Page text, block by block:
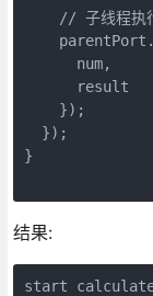
// 子线程执
      num,
      result
    });
  });
}
结果:
start